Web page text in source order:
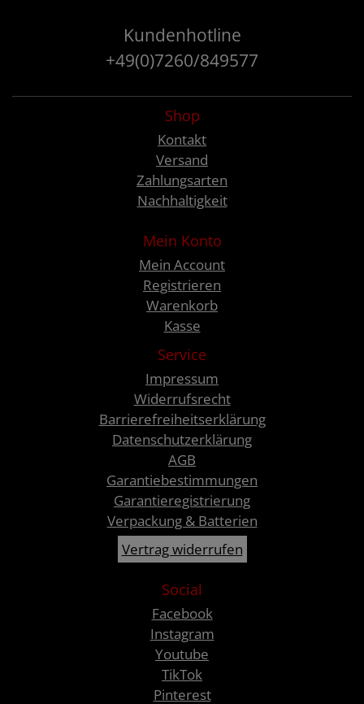
Kundenhotline
+49(0)7260/849577
Shop
Kontakt
Versand
Zahlungsarten
Nachhaltigkeit
Mein Konto
Mein Account
Registrieren
Warenkorb
Kasse
Service
Impressum
Widerrufsrecht
Barrierefreiheitserklärung
Datenschutzerklärung
AGB
Garantiebestimmungen
Garantieregistrierung
Verpackung & Batterien
Vertrag widerrufen
Social
Facebook
Instagram
Youtube
TikTok
Pinterest